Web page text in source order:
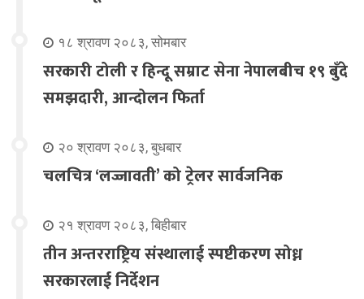
१८ श्रावण २०८३, सोमबार
सरकारी टोली र हिन्दू सम्राट सेना नेपालबीच १९ बुँदे
समझदारी, आन्दोलन फिर्ता
२० श्रावण २०८३, बुधबार
चलचित्र ‘लज्जावती’ को ट्रेलर सार्वजनिक
२१ श्रावण २०८३, बिहीबार
तीन अन्तरराष्ट्रिय संस्थालाई स्पष्टीकरण सोध्न
सरकारलाई निर्देशन